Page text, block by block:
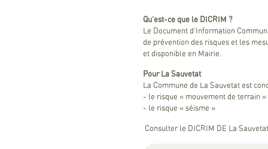
Qu’est-ce que le DICRIM ?
Le Document d’Information
de prévention des risques et les
et disponible en Mairie.
Pour La Sauvetat
La Commune de La Sauvetat est
- le risque « mouvement de terrain »
- le risque « séisme »
Consulter le DICRIM DE La